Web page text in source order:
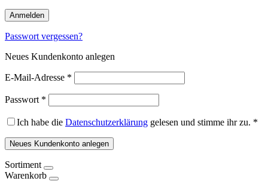
Anmelden
Passwort vergessen?
Neues Kundenkonto anlegen
E-Mail-Adresse *
Passwort *
Ich habe die Datenschutzerklärung gelesen und stimme ihr zu. *
Neues Kundenkonto anlegen
Sortiment
Warenkorb